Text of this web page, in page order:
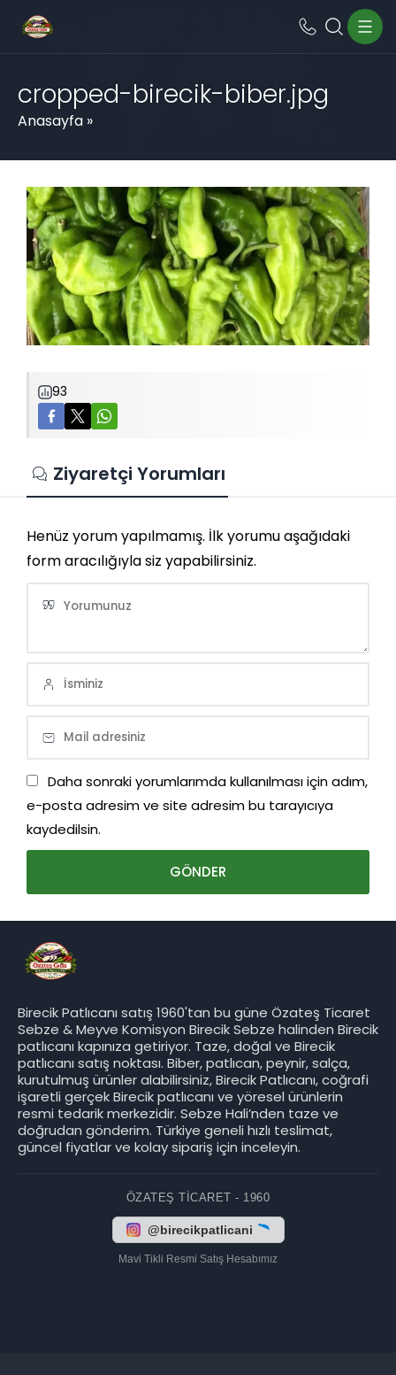
cropped-birecik-biber.jpg
Anasayfa »
93
Ziyaretçi Yorumları
Henüz yorum yapılmamış. İlk yorumu aşağıdaki
form aracılığıyla siz yapabilirsiniz.
Daha sonraki yorumlarımda kullanılması için adım,
e-posta adresim ve site adresim bu tarayıcıya
kaydedilsin.
Birecik Patlıcanı satış 1960'tan bu güne Özateş Ticaret
Sebze & Meyve Komisyon Birecik Sebze halinden Birecik
patlıcanı kapınıza getiriyor. Taze, doğal ve Birecik
patlıcanı satış noktası. Biber, patlıcan, peynir, salça,
kurutulmuş ürünler alabilirsiniz, Birecik Patlıcanı, coğrafi
işaretli gerçek Birecik patlıcanı ve yöresel ürünlerin
resmi tedarik merkezidir. Sebze Hali’nden taze ve
doğrudan gönderim. Türkiye geneli hızlı teslimat,
güncel fiyatlar ve kolay sipariş için inceleyin.
ÖZATEŞ TICARET - 1960
@birecikpatlicani
Mavi Tikli Resmi Satış Hesabımız